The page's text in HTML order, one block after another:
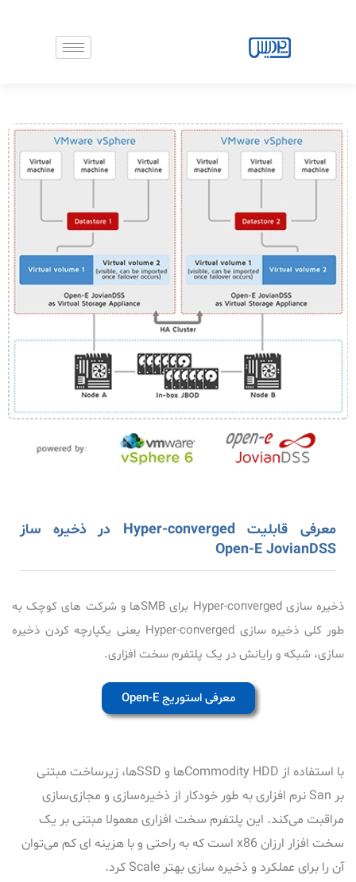
معرفی قابلیت Hyper-converged در ذخیره ساز
Open-E JovianDSS
ذخیره سازی Hyper-converged برای SMBها و شرکت های کوچک به
طور کلی ذخیره سازی Hyper-converged یعنی یکپارچه کردن ذخیره
سازی، شبکه و رایانش در یک پلتفرم سخت افزاری.
معرفی استوریج Open-E
با استفاده از Commodity HDDها و SSDها، زیرساخت مبتنی
بر San نرم افزاری به طور خودکار از ذخیره‌سازی و مجازی‌سازی
مراقبت می‌کند. این پلتفرم سخت افزاری معمولا مبتنی بر یک
سخت افزار ارزان x86 است که به راحتی و با هزینه ای کم می‌توان
آن را برای عملکرد و ذخیره سازی بهتر Scale کرد.